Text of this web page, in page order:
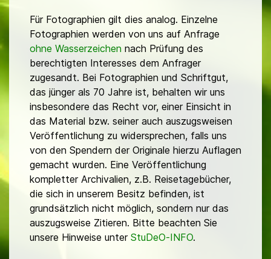
Für Fotographien gilt dies analog. Einzelne
Fotographien werden von uns auf Anfrage
ohne Wasserzeichen nach Prüfung des
berechtigten Interesses dem Anfrager
zugesandt. Bei Fotographien und Schriftgut,
das jünger als 70 Jahre ist, behalten wir uns
insbesondere das Recht vor, einer Einsicht in
das Material bzw. seiner auch auszugsweisen
Veröffentlichung zu widersprechen, falls uns
von den Spendern der Originale hierzu Auflagen
gemacht wurden. Eine Veröffentlichung
kompletter Archivalien, z.B. Reisetagebücher,
die sich in unserem Besitz befinden, ist
grundsätzlich nicht möglich, sondern nur das
auszugsweise Zitieren. Bitte beachten Sie
unsere Hinweise unter StuDeO-INFO.